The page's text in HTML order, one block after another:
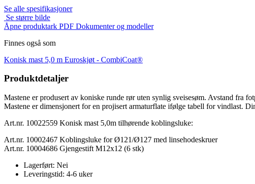
Se alle spesifikasjoner
Se større bilde
Åpne produktark PDF Dokumenter og modeller
Finnes også som
Konisk mast 5,0 m Euroskjøt - CombiCoat®
Produktdetaljer
Mastene er produsert av koniske runde rør uten synlig sveisesøm. Avstand fra
Mastene er dimensjonert for en projisert armaturflate ifølge tabell for vindlast.
Art.nr. 10022559 Konisk mast 5,0m tilhørende koblingsluke:
Art.nr. 10002467 Koblingsluke for Ø121/Ø127 med linsehodeskruer
Art.nr. 10004686 Gjengestift M12x12 (6 stk)
Lagerført: Nei
Leveringstid: 4-6 uker